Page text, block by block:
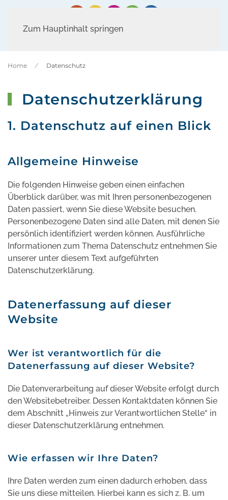
Zum Hauptinhalt springen
Home Datenschutz
Datenschutzerklärung
1. Datenschutz auf einen Blick
Allgemeine Hinweise
Die folgenden Hinweise geben einen einfachen
Überblick darüber, was mit Ihren personenbezogenen
Daten passiert, wenn Sie diese Website besuchen.
Personenbezogene Daten sind alle Daten, mit denen Sie
persönlich identifiziert werden können. Ausführliche
Informationen zum Thema Datenschutz entnehmen Sie
unserer unter diesem Text aufgeführten
Datenschutzerklärung.
Datenerfassung auf dieser
Website
Wer ist verantwortlich für die
Datenerfassung auf dieser Website?
Die Datenverarbeitung auf dieser Website erfolgt durch
den Websitebetreiber. Dessen Kontaktdaten können Sie
dem Abschnitt „Hinweis zur Verantwortlichen Stelle“ in
dieser Datenschutzerklärung entnehmen.
Wie erfassen wir Ihre Daten?
Ihre Daten werden zum einen dadurch erhoben, dass
Sie uns diese mitteilen. Hierbei kann es sich z. B. um